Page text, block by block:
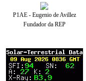
P1AE - Eugenio de Avillez
Fundador da REP